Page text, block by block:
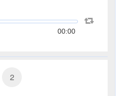
00:00
2